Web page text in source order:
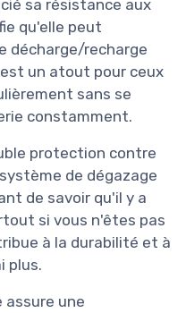
sa résistance aux
qu'elle peut
décharge/recharge
un atout pour ceux
sans se
constamment.
protection contre
de dégazage
de savoir qu'il y a
si vous n'êtes pas
à la durabilité et à
plus.
une